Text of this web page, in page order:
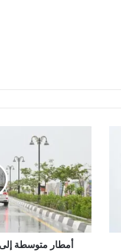
أمطار متوسطة